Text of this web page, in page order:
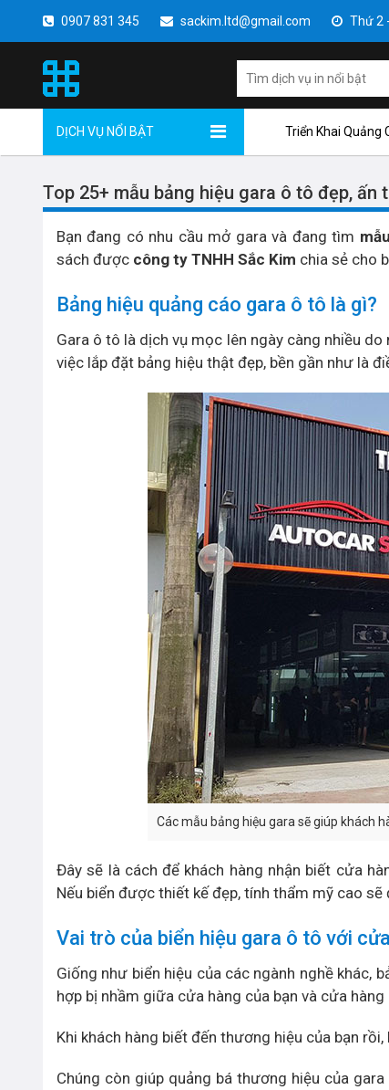
0907 831 345 sackim.ltd@gmail.com Thứ 2
DỊCH VỤ NỔI BẬT Triển Khai Quảng
Top 25+ mẫu bảng hiệu gara ô tô đẹp, ấn
Bạn đang có nhu cầu mở gara và đang tìm
sách được công ty TNHH Sắc Kim chia sẻ cho
Bảng hiệu quảng cáo gara ô tô là gì?
Gara ô tô là dịch vụ mọc lên ngày càng nhiều
việc lắp đặt bảng hiệu thật đẹp, bền gần như là
Các mẫu bảng hiệu gara sẽ giúp khách
Đây sẽ là cách để khách hàng nhận biết cửa
Nếu biển được thiết kế đẹp, tính thẩm mỹ cao
Vai trò của biển hiệu gara ô tô với
Giống như biển hiệu của các ngành nghề khác,
hợp bị nhầm giữa cửa hàng của bạn và cửa hàng
Khi khách hàng biết đến thương hiệu của bạn
Chúng còn giúp quảng bá thương hiệu của